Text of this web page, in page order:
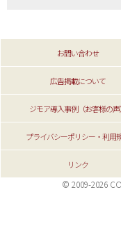
お問い合わせ
広告掲載について
ジモア導入事例（お客様の声）
プライバシーポリシー・利用
リンク
© 2009-2026